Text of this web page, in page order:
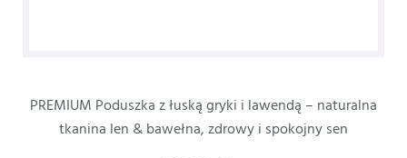
PREMIUM Poduszka z łuską gryki i lawendą – naturalna
tkanina len & bawełna, zdrowy i spokojny sen